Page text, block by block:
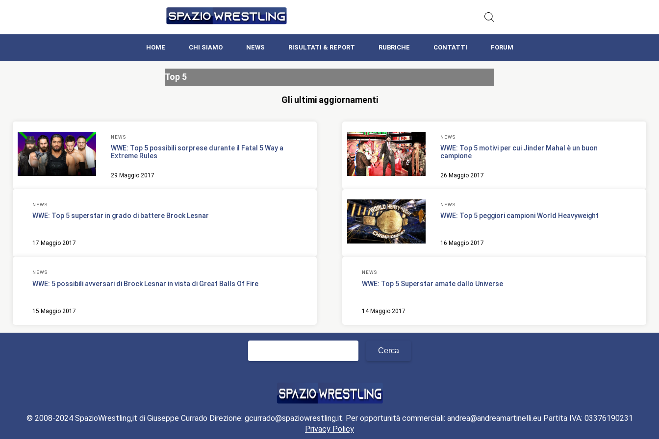
HOME CHI SIAMO NEWS RISULTATI & REPORT RUBRICHE CONTATTI FORUM
Top 5
Gli ultimi aggiornamenti
NEWS
WWE: Top 5 possibili sorprese durante il Fatal 5 Way a
Extreme Rules
29 Maggio 2017
NEWS
WWE: Top 5 motivi per cui Jinder Mahal è un buon
campione
26 Maggio 2017
NEWS
WWE: Top 5 superstar in grado di battere Brock Lesnar
17 Maggio 2017
NEWS
WWE: Top 5 peggiori campioni World Heavyweight
16 Maggio 2017
NEWS
WWE: 5 possibili avversari di Brock Lesnar in vista di Great Balls Of Fire
15 Maggio 2017
NEWS
WWE: Top 5 Superstar amate dallo Universe
14 Maggio 2017
Ricerca
© 2008-2024 SpazioWrestling,it di Giuseppe Currado Direzione: gcurrado@spaziowrestling.it. Per opportunità commerciali: andrea@andreamartinelli.eu Partita IVA: 03376190231
Privacy Policy